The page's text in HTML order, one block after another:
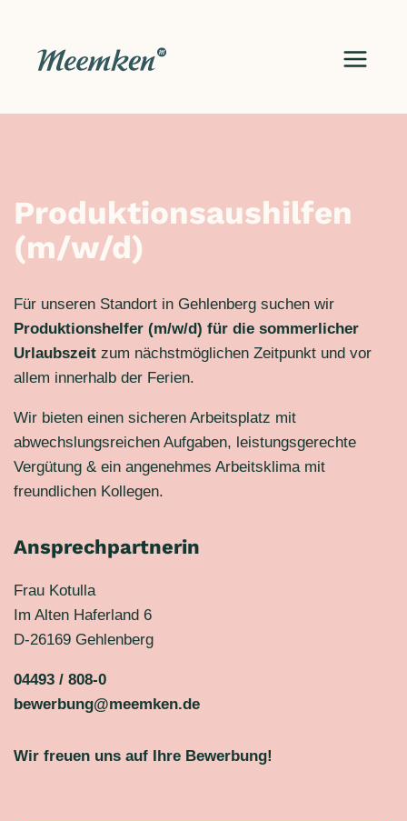
springen
Produktionsaushilfen
(m/w/d)
Für unseren Standort in Gehlenberg suchen wir
Produktionshelfer (m/w/d) für die sommerlicher
Urlaubszeit zum nächstmöglichen Zeitpunkt und vor
allem innerhalb der Ferien.
Wir bieten einen sicheren Arbeitsplatz mit
abwechslungsreichen Aufgaben, leistungsgerechte
Vergütung & ein angenehmes Arbeitsklima mit
freundlichen Kollegen.
Ansprechpartnerin
Frau Kotulla
Im Alten Haferland 6
D-26169 Gehlenberg
04493 / 808-0
bewerbung@meemken.de
Wir freuen uns auf Ihre Bewerbung!